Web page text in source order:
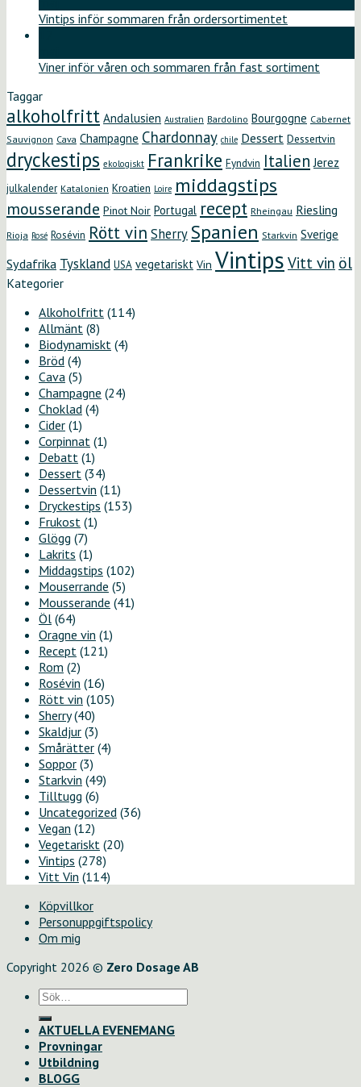
Vintips inför sommaren från ordersortimentet
Viner inför våren och sommaren från fast sortiment
Taggar
alkoholfritt Andalusien Australien Bardolino Bourgogne Cabernet
Sauvignon Cava Champagne Chardonnay chile Dessert Dessertvin
dryckestips ekologiskt Frankrike Fyndvin Italien Jerez
julkalender Katalonien Kroatien Loire middagstips
mousserande Pinot Noir Portugal recept Rheingau Riesling
Rioja Rosé Rosévin Rött vin SherrySpanien Starkvin Sverige
Sydafrika Tyskland USA vegetariskt Vin Vintips Vitt vin öl
Kategorier
Alkoholfritt (114)
Allmänt (8)
Biodynamiskt (4)
Bröd (4)
Cava (5)
Champagne (24)
Choklad (4)
Cider (1)
Corpinnat (1)
Debatt (1)
Dessert (34)
Dessertvin (11)
Dryckestips (153)
Frukost (1)
Glögg (7)
Lakrits (1)
Middagstips (102)
Mouserrande (5)
Mousserande (41)
Öl (64)
Oragne vin (1)
Recept (121)
Rom (2)
Rosévin (16)
Rött vin (105)
Sherry(40)
Skaldjur (3)
Smårätter (4)
Soppor (3)
Starkvin (49)
Tilltugg (6)
Uncategorized (36)
Vegan (12)
Vegetariskt (20)
Vintips (278)
Vitt Vin (114)
Köpvillkor
Personuppgiftspolicy
Om mig
Copyright 2026 © Zero Dosage AB
Sök
AKTUELLA EVENEMANG
Provningar
Utbildning
BLOGG